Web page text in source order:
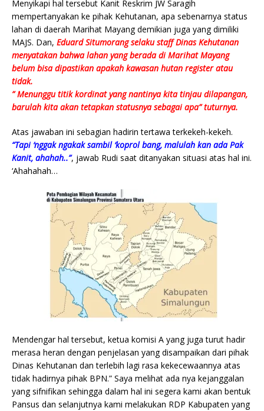
Menyikapi hal tersebut Kanit Reskrim JW Saragih
mempertanyakan ke pihak Kehutanan, apa sebenarnya status
lahan di daerah Marihat Mayang demikian juga yang dimiliki
MAJS. Dan, Eduard Situmorang selaku staff Dinas Kehutanan
menyatakan bahwa lahan yang berada di Marihat Mayang
belum bisa dipastikan apakah kawasan hutan register atau
tidak.
” Menunggu titik kordinat yang nantinya kita tinjau dilapangan,
barulah kita akan tetapkan statusnya sebagai apa” tuturnya.
Atas jawaban ini sebagian hadirin tertawa terkekeh-kekeh.
“Tapi ‘nggak ngakak sambil ‘koprol bang, malulah kan ada Pak
Kanit, ahahah..”, jawab Rudi saat ditanyakan situasi atas hal ini.
‘Ahahahah…
Mendengar hal tersebut, ketua komisi A yang juga turut hadir
merasa heran dengan penjelasan yang disampaikan dari pihak
Dinas Kehutanan dan terlebih lagi rasa kekecewaannya atas
tidak hadirnya pihak BPN.” Saya melihat ada nya kejanggalan
yang sifnifikan sehingga dalam hal ini segera kami akan bentuk
Pansus dan selanjutnya kami melakukan RDP Kabupaten yang